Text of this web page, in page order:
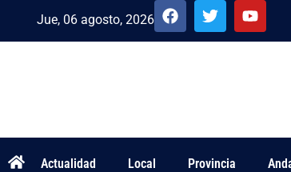
Jue, 06 agosto, 2026
Actualidad Local Provincia